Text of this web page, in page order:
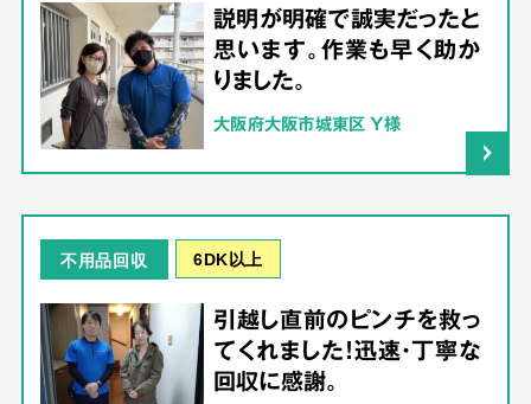
説明が明確で誠実だったと
思います。作業も早く助か
りました。
大阪府大阪市城東区 Y様
不用品回収 6DK以上
引越し直前のピンチを救っ
てくれました！迅速・丁寧な
回収に感謝。